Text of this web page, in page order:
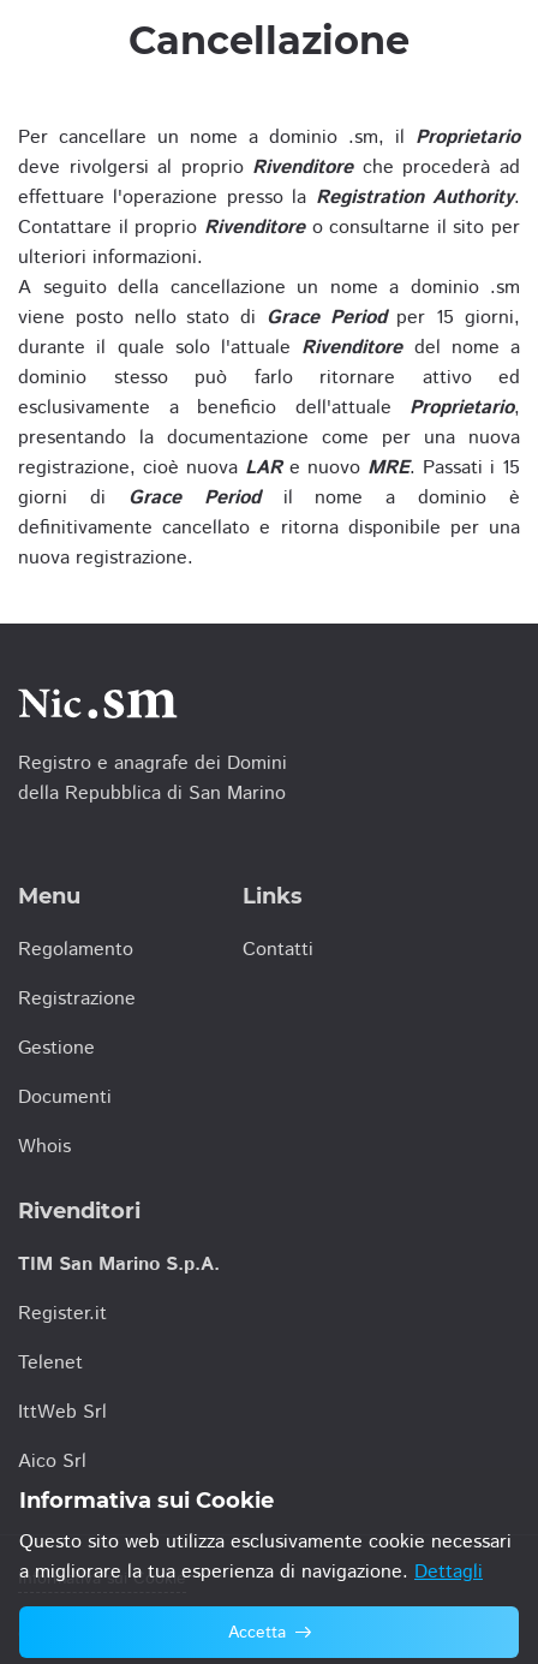
Cancellazione
Per cancellare un nome a dominio .sm, il Proprietario
deve rivolgersi al proprio Rivenditoreche procederà ad
effettuare l'operazione presso la Registration Authority.
Contattare il proprio Rivenditoreo consultarne il sito per
ulteriori informazioni.
A seguito della cancellazione un nome a dominio .sm
viene posto nello stato di Grace Periodper 15 giorni,
durante il quale solo l'attuale Rivenditoredel nome a
dominio stesso può farlo ritornare attivo ed
esclusivamente a beneficio dell'attuale Proprietario,
presentando la documentazione come per una nuova
registrazione, cioè nuova LARe nuovo MRE. Passati i 15
giorni di Grace Periodil nome a dominio è
definitivamente cancellato e ritorna disponibile per una
nuova registrazione.
Registro e anagrafe dei Domini
della Repubblica di San Marino
Menu
Regolamento
Registrazione
Gestione
Documenti
Whois
Links
Contatti
Rivenditori
TIM San Marino S.p.A.
Register.it
Telenet
IttWeb Srl
Aico Srl
Informativa sui Cookie
© 2021 TIM San Marino S.p.A.
Informativa sui Cookie
Questo sito web utilizza esclusivamente cookie necessari
a migliorare la tua esperienza di navigazione. Dettagli
Accetta